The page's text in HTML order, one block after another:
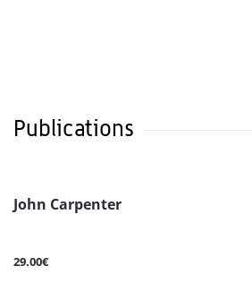
Publications
John Carpenter
29.00€